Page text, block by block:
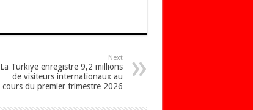
Next
La Türkiye enregistre 9,2 millions
de visiteurs internationaux au
cours du premier trimestre 2026